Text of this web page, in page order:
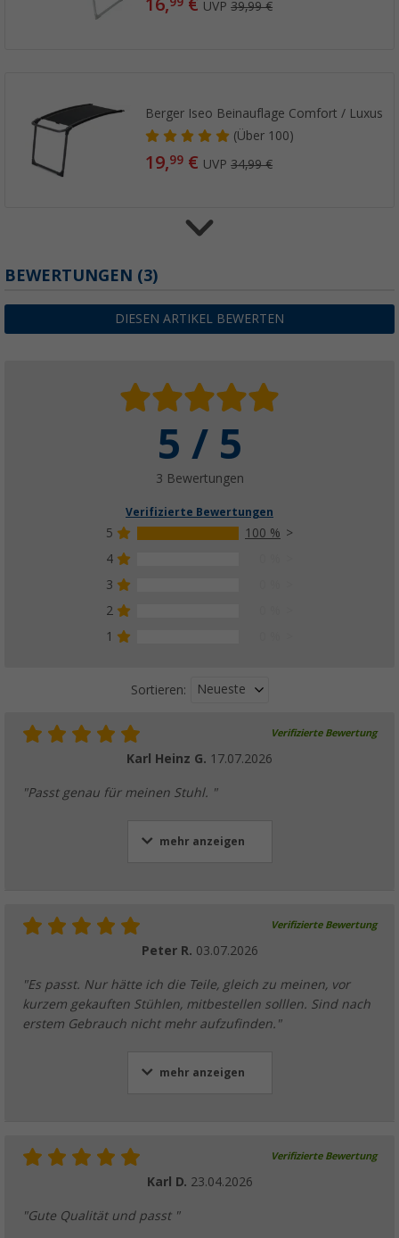
16, € UVP39,99 €
Berger Iseo Beinauflage Comfort / Luxus
(Über100)
19,99 € UVP34,99 €
Berger Iseo Comfort Klappsessel
44,99€UVP79,99 €
Berger Iseo Luxus Klappstuhl
( Über
ab49,99€UVP
(59)
24,99€UVP
100)
54,99€UVP79,99 €
(2tlg.)
BEWERTUNGEN (3)
DIESEN ARTIKEL BEWERTEN
5 / 5
3 Bewertungen
Verifizierte Bewertungen
5
100 %
4
3
2
1
Sortieren: Neueste
Verifizierte Bewertung
Karl Heinz G. 17.07.2026
"Passt genau für meinen Stuhl. "
mehr anzeigen
Verifizierte Bewertung
Peter R. 03.07.2026
"Es passt. Nur hätte ich die Teile, gleich zu meinen, vor
kurzem gekauften Stühlen, mitbestellen solllen. Sind nach
erstem Gebrauch nicht mehr aufzufinden."
mehr anzeigen
Verifizierte Bewertung
Karl D. 23.04.2026
"Gute Qualität und passt "